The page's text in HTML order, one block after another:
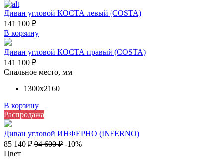
Диван угловой КОСТА левый (COSTA)
141 100 ₽
В корзину
Диван угловой КОСТА правый (COSTA)
141 100 ₽
Спальное место, мм
1300х2160
В корзину
Распродажа
Диван угловой ИНФЕРНО (INFERNO)
85 140 ₽ 94 600₽ -10%
Цвет